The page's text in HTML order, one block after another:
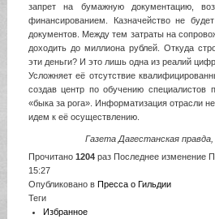
запрет на бумажную документацию,
финансированием. Казначейство не
документов. Между тем затраты на
доходить до миллиона рублей. Откуда
эти деньги? И это лишь одна из реалий
Усложняет её отсутствие
создав центр по обучению
«быка за рога». Информатизация отрасли
идем к её осуществлению.
Газета Дагестанская
Прочитано 1204раз Последнее изменение
15:27
Опубликовано в Пресса о Гильдии
Теги
Избранное